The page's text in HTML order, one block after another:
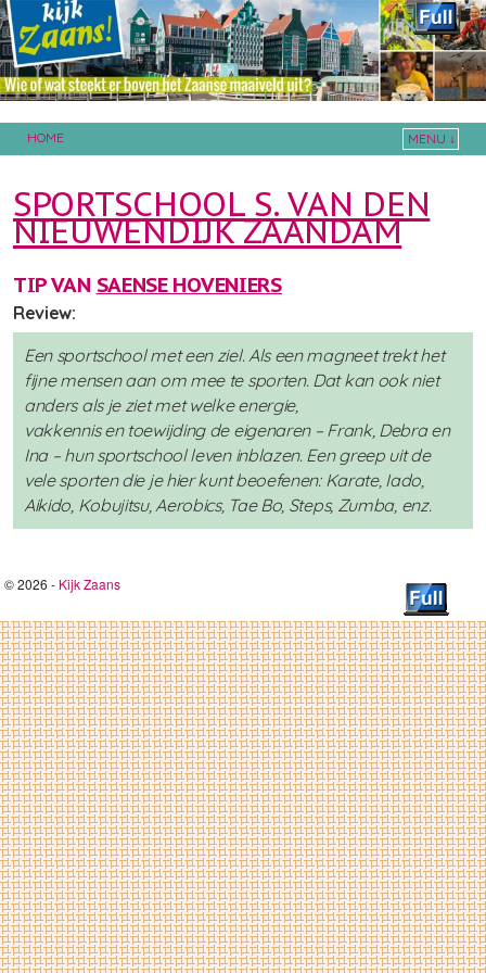
HOME
MENU ↓
SPORTSCHOOL S. VAN DEN
NIEUWENDIJK ZAANDAM
TIP VAN SAENSE HOVENIERS
Review:
Een sportschool met een ziel. Als een magneet trekt het
fijne mensen aan om mee te sporten. Dat kan ook niet
anders als je ziet met welke energie,
vakkennis en toewijding de eigenaren – Frank, Debra en
Ina – hun sportschool leven inblazen. Een greep uit de
vele sporten die je hier kunt beoefenen: Karate, Iado,
Aikido, Kobujitsu, Aerobics, Tae Bo, Steps, Zumba, enz.
© 2026 - Kijk Zaans